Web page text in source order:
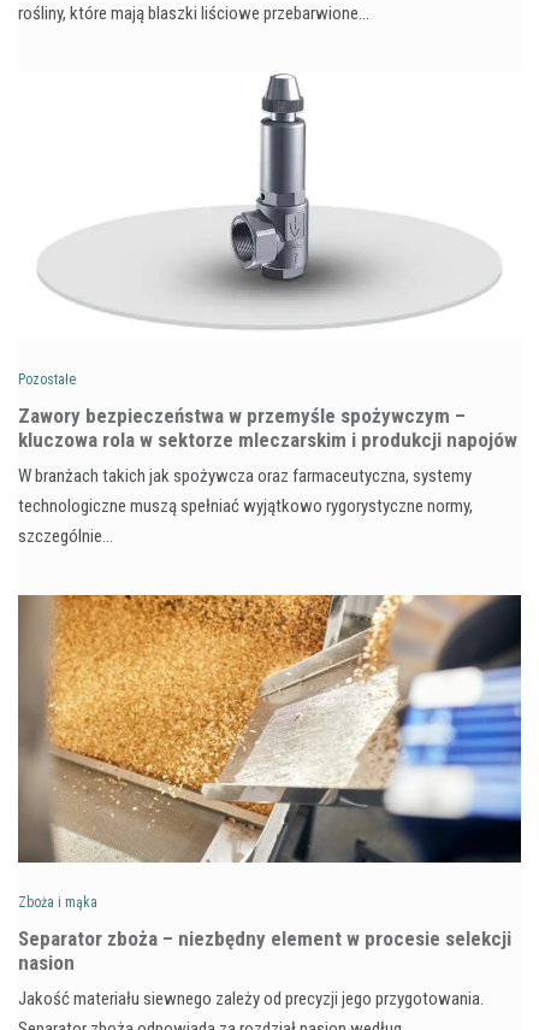
rośliny, które mają blaszki liściowe przebarwione…
Pozostałe
Zawory bezpieczeństwa w przemyśle spożywczym –
kluczowa rola w sektorze mleczarskim i produkcji napojów
W branżach takich jak spożywcza oraz farmaceutyczna, systemy
technologiczne muszą spełniać wyjątkowo rygorystyczne normy,
szczególnie…
Zboża i mąka
Separator zboża – niezbędny element w procesie selekcji
nasion
Jakość materiału siewnego zależy od precyzji jego przygotowania.